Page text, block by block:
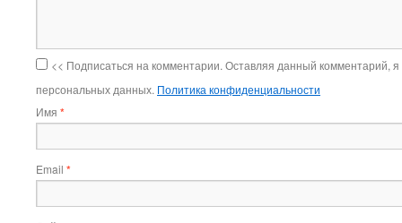
<< Подписаться на комментарии. Оставляя данный комментарий,
персональных данных. Политика конфиденциальности
Имя *
Email *